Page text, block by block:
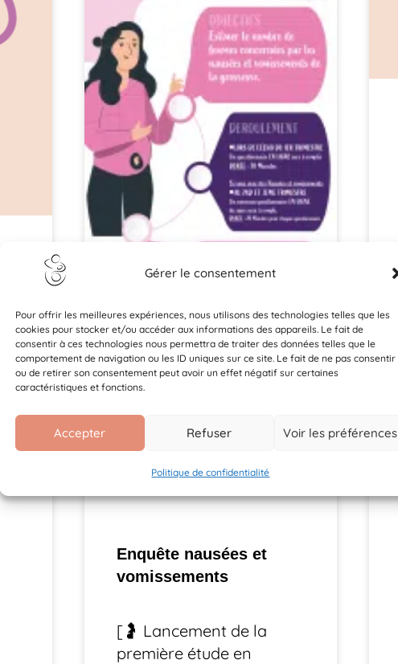
Gérer le consentement
Pour offrir les meilleures expériences, nous utilisons des technologies telles que les
cookies pour stocker et/ou accéder aux informations des appareils. Le fait de
consentir à ces technologies nous permettra de traiter des données telles que le
comportement de navigation ou les ID uniques sur ce site. Le fait de ne pas consentir
ou de retirer son consentement peut avoir un effet négatif sur certaines
caractéristiques et fonctions.
Accepter Refuser Voir les préférences
Politique de confidentialité
Enquête nausées et
vomissements
[🤰 Lancement de la
première étude en